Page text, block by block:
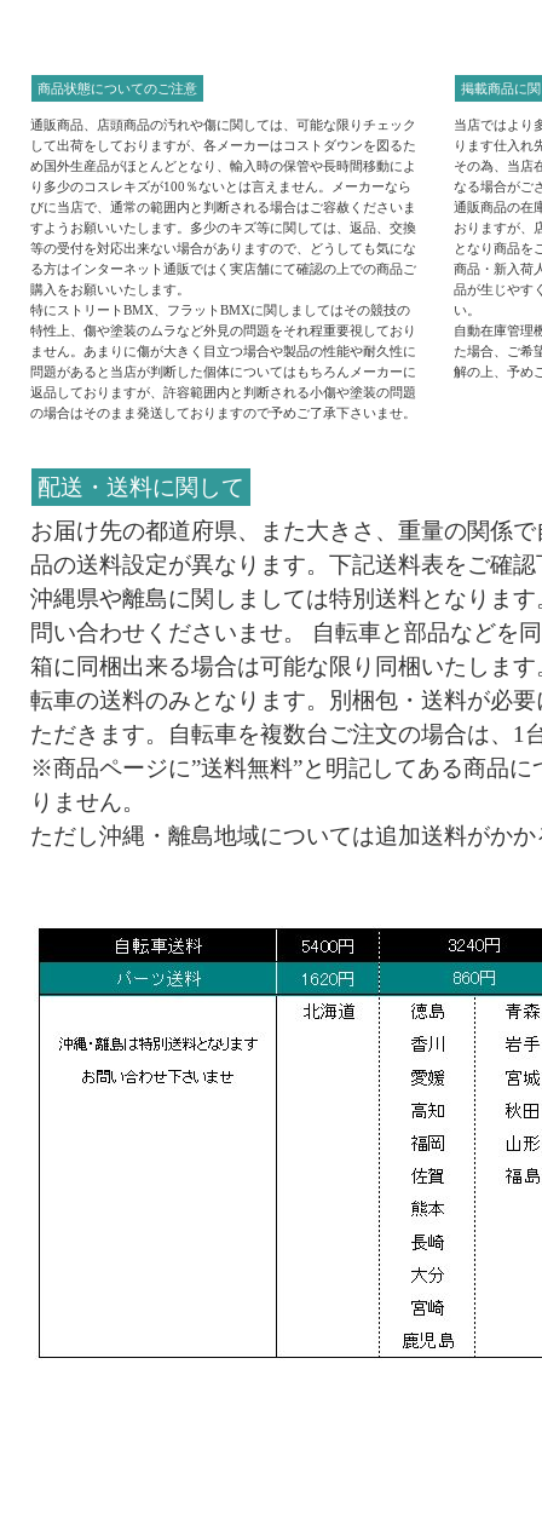
商品状態についてのご注意
通販商品、店頭商品の汚れや傷に関しては、可能な限りチェック
して出荷をしておりますが、各メーカーはコストダウンを図るた
め国外生産品がほとんどとなり、輸入時の保管や長時間移動によ
り多少のコスレキズが100％ないとは言えません。メーカーなら
びに当店で、通常の範囲内と判断される場合はご容赦くださいま
すようお願いいたします。多少のキズ等に関しては、返品、交換
等の受付を対応出来ない場合がありますので、どうしても気にな
る方はインターネット通販ではく実店舗にて確認の上での商品ご
購入をお願いいたします。
特にストリートBMX、フラットBMXに関しましてはその競技の
特性上、傷や塗装のムラなど外見の問題をそれ程重要視しており
ません。あまりに傷が大きく目立つ場合や製品の性能や耐久性に
問題があると当店が判断した個体についてはもちろんメーカーに
返品しておりますが、許容範囲内と判断される小傷や塗装の問題
の場合はそのまま発送しておりますので予めご了承下さいませ。
掲載商品に
当店ではより
ります仕入れ
その為、当店
なる場合がご
通販商品の在
おりますが、
となり商品を
商品・新入荷
品が生じやす
い。
自動在庫管理
た場合、ご希
解の上、予め
配送・送料に関して
お届け先の都道府県、また大きさ、重量の関係
品の送料設定が異なります。下記送料表をご確
沖縄県や離島に関しましては特別送料となりま
問い合わせくださいませ。 自転車と部品などを
箱に同梱出来る場合は可能な限り同梱いたしま
転車の送料のみとなります。別梱包・送料が必
ただきます。自転車を複数台ご注文の場合は、1
※商品ページに”送料無料”と明記してある商品
りません。
ただし沖縄・離島地域については追加送料がか